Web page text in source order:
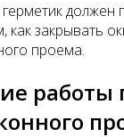
должен
как закрывать
проема.
работы